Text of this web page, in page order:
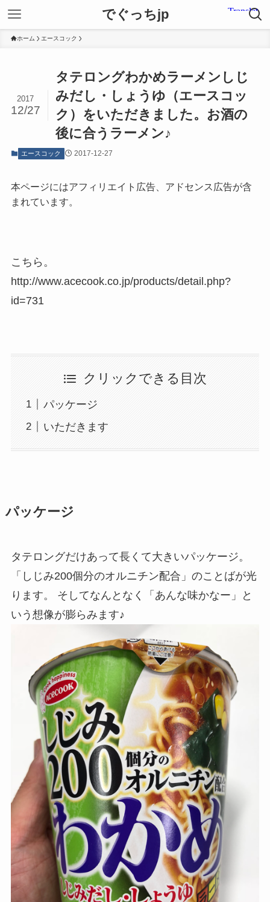
でぐっちjp
ホーム エースコック
タテロングわかめラーメンしじ
みだし・しょうゆ（エースコッ
ク）をいただきました。お酒の
後に合うラーメン♪
2017
12/27
エースコック 2017-12-27
本ページにはアフィリエイト広告、アドセンス広告が含
まれています。
こちら。
http://www.acecook.co.jp/products/detail.php?
id=731
クリックできる目次
パッケージ
いただきます
パッケージ
タテロングだけあって長くて大きいパッケージ。
「しじみ200個分のオルニチン配合」のことばが光
ります。 そしてなんとなく「あんな味かなー」と
いう想像が膨らみます♪